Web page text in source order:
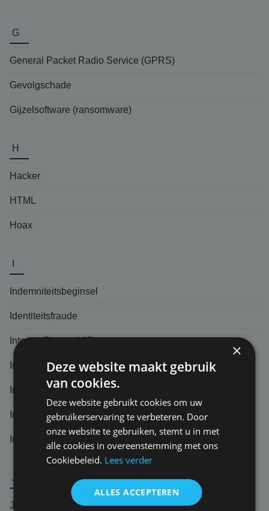
G
General Packet Radio Service (GPRS)
Gevolgschade
Gijzelsoftware (ransomware)
H
Hacker
HTML
Hoax
Indemniteitsbeginsel
Identiteitsfraude
Internet Protocol (IP)
Indirecte schade
Inductieschade
Intranet
Incident response team (IRT)
J
Jurisprudentie
×
Deze website maakt gebruik
van cookies.
Deze website gebruikt cookies om uw
gebruikerservaring te verbeteren. Door
onze website te gebruiken, stemt u in met
alle cookies in overeenstemming met ons
Cookiebeleid. Lees verder
ALLES ACCEPTEREN